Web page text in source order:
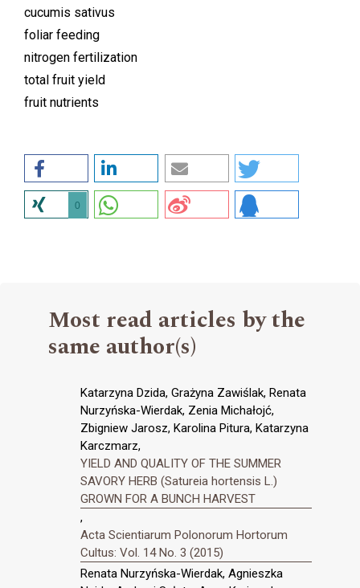
cucumis sativus
foliar feeding
nitrogen fertilization
total fruit yield
fruit nutrients
0
Most read articles by the
same author(s)
Katarzyna Dzida, Grażyna Zawiślak, Renata
Nurzyńska-Wierdak, Zenia Michałojć,
Zbigniew Jarosz, Karolina Pitura, Katarzyna
Karczmarz,
YIELD AND QUALITY OF THE SUMMER
SAVORY HERB (Satureia hortensis L.)
GROWN FOR A BUNCH HARVEST
,
Acta Scientiarum Polonorum Hortorum
Cultus: Vol. 14 No. 3 (2015)
Renata Nurzyńska-Wierdak, Agnieszka